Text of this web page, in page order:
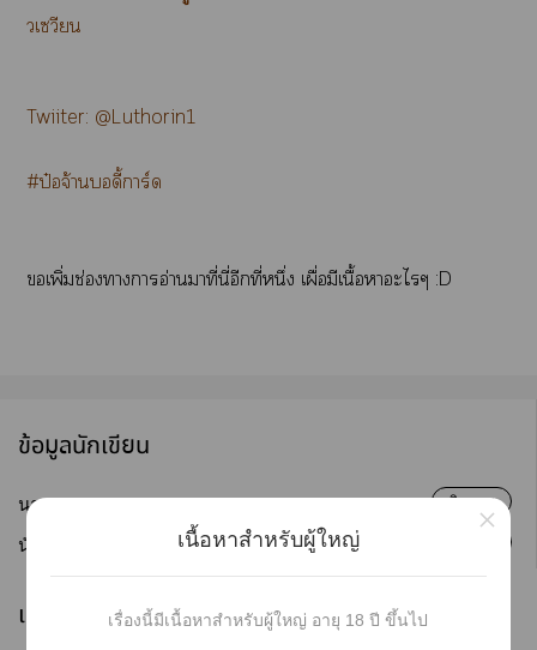
วเวียน
Twiiter: @Luthorin1
#ป๋อจ้านบอดี้การ์ด
เพิ่มช่องาาอ่านมาที่นี่อีกที่หนึ่ง เผื่อมีเนื้อาะไๆ :D
ข้อมูลนักเขียน
นามปากกา :Luthorin ติดตาม
นักเขียน :
เผยแพร่
เนื้อหาสำหรับผู้ใหญ่
เรื่องนี้มีเนื้อหาสำหรับผู้ใหญ่ อายุ 18 ปี ขึ้นไป
×